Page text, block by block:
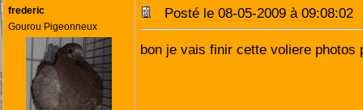
frederic
Gourou Pigeonneux
Posté le 08-05-2009 à
bon je vais finir cette voliere photos